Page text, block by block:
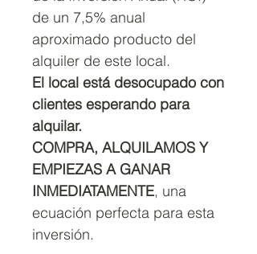
de un 7,5% anual
aproximado producto del
alquiler de este local.
El local está desocupado con
clientes esperando para
alquilar.
COMPRA, ALQUILAMOS Y
EMPIEZAS A GANAR
INMEDIATAMENTE, una
ecuación perfecta para esta
inversión.